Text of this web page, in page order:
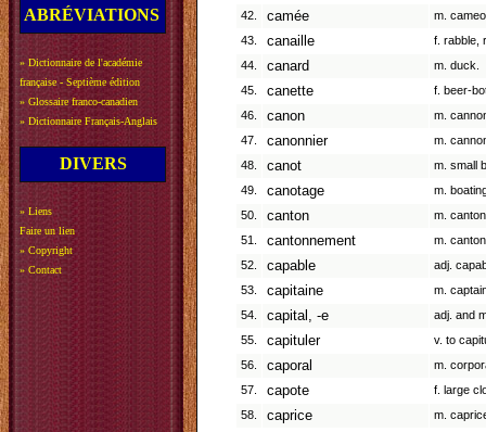
ABRÉVIATIONS
» Dictionnaire de l'académie
française - Septième édition
» Glossaire franco-canadien
» Dictionnaire Français-Anglais
DIVERS
» Liens
Faire un lien
» Copyright
» Contact
42.
camée
m.
43.
canaille
f. rabble,
44.
canard
m. duck.
45.
canette
f. beer-
46.
canon
m.
47.
canonnier
m.
48.
canot
m. small
49.
canotage
m.
50.
canton
m.
51.
cantonnement
m.
52.
capable
adj.
53.
capitaine
m.
54.
capital, -e
adj. and
55.
capituler
v. to
56.
caporal
m.
57.
capote
f. large
58.
caprice
m.